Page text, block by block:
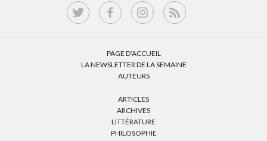
PAGE D’ACCUEIL
LA NEWSLETTER DE LA SEMAINE
AUTEURS
ARTICLES
ARCHIVES
LITTÉRATURE
PHILOSOPHIE